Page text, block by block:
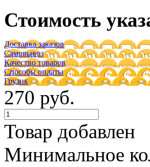
Стоимость
Доставка заказов
Самовывоз
Качество товаров
Способы оплаты
Грузик
270 руб.
Товар добавлен
Минимальное